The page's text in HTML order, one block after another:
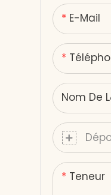
E-Mail
Teneur